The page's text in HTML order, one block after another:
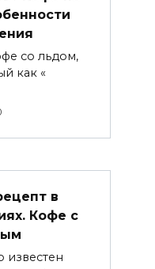
со льдом,
как «
в
Кофе с